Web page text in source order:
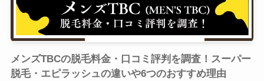
メンズTBCの脱毛料金・口コミ評判を調査！スーパー
脱毛・エピラッシュの違いや6つのおすすめ理由